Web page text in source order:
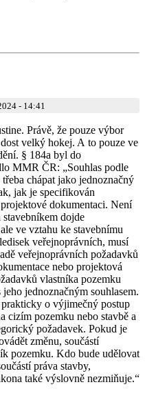
- 14:41
Právě, že pouze výbor
velký hokej. A to pouze ve
§ 184a byl do
MMR ČR: „Souhlas podle
chápat jako jednoznačný
jak je specifikován
dokumentaci. Není
dojde
ve vztahu ke stavebnímu
veřejnoprávních, musí
veřejnoprávních požadavků
nebo projektová
vlastníka pozemku
jednoznačným souhlasem.
prakticky o výjimečný postup
cizím pozemku nebo stavbě a
požadavek. Pokud je
změnu, součástí
pozemku. Kdo bude udělovat
práva stavby,
také výslovně nezmiňuje.“